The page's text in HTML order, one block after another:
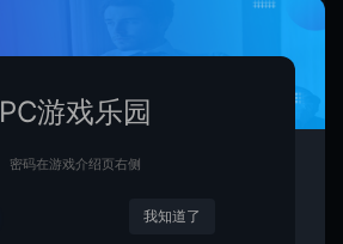
PC游戏乐园
密码在游戏介绍页右侧
我知道了